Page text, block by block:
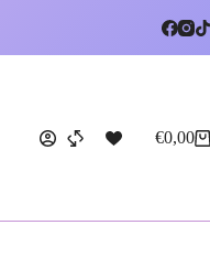
€0,00